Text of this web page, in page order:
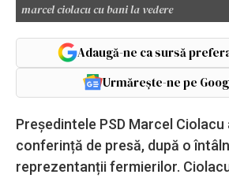
marcel ciolacu cu bani la vedere
Adaugă-ne ca sursă
Urmărește-ne pe
Președintele PSD Marcel
conferință de presă, după o
reprezentanții fermierilor.